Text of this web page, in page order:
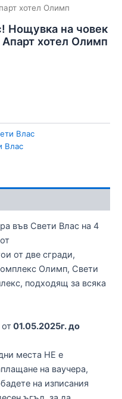
хотел Олимп
Нощувка на човек
Апарт хотел Олимп
Влас
Влас
във Свети Влас на 4
от две сгради,
Олимп, Свети
подходящ за всяка
01.05.2025г. до
места НЕ е
на ваучера,
на изписания